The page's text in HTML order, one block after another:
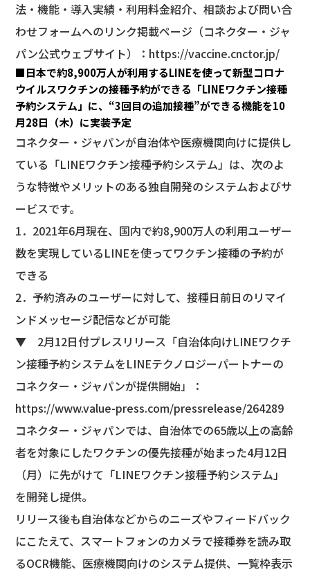
法・機能・導入実績・利用料金紹介、相談および問い合
わせフォームへのリンク掲載ページ（コネクター・ジャ
パン公式ウェブサイト）： https://vaccine.cnctor.jp/
■日本で約8,900万人が利用するLINEを使って新型コロナ
ウイルスワクチンの接種予約ができる「LINEワクチン接種
予約システム」に、“3回目の追加接種”ができる機能を10
月28日（木）に実装予定
コネクター・ジャパンが自治体や医療機関向けに提供し
ている「LINEワクチン接種予約システム」は、次のよ
うな特徴やメリットのある独自開発のシステムおよびサ
ービスです。
1．2021年6月現在、国内で約8,900万人の利用ユーザー
数を実現しているLINEを使ってワクチン接種の予約が
できる
2．予約済みのユーザーに対して、接種日前日のリマイ
ンドメッセージ配信などが可能
▼ 2月12日付プレスリリース「自治体向けLINEワクチ
ン接種予約システムをLINEテクノロジーパートナーの
コネクター・ジャパンが提供開始」：
https://www.value-press.com/pressrelease/264289
コネクター・ジャパンでは、自治体での65歳以上の高齢
者を対象にしたワクチンの優先接種が始まった4月12日
（月）に先がけて「LINEワクチン接種予約システム」
を開発し提供。
リリース後も自治体などからのニーズやフィードバック
にこたえて、スマートフォンのカメラで接種券を読み取
るOCR機能、医療機関向けのシステム提供、一覧枠表示